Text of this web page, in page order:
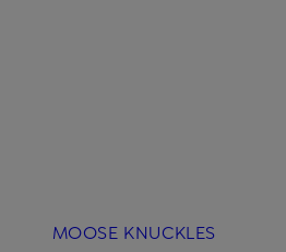
MOOSE KNUCKLES